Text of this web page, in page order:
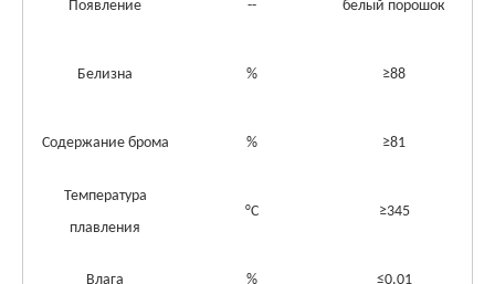
Появление -- белый порошок
Белизна % ≥88
Содержание брома % ≥81
Температура
плавления
°С ≥345
Влага % ≤0.01